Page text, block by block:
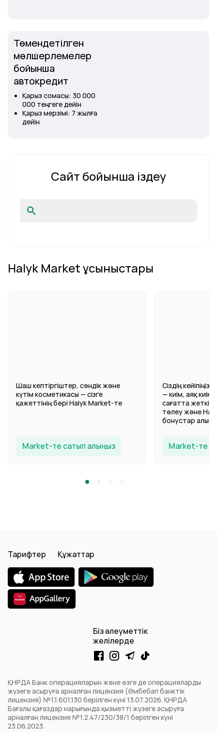
Төмендетілген
мөлшерлемелер
бойынша
автокредит
Қарыз сомасы: 30 000
000 теңгеге дейін
Қарыз мерзімі: 7 жылға
дейін
Сайт бойынша іздеу
Halyk Market ұсыныстары
Шаш кептіргіштер, сәндік және
күтім косметикасы — сізге
қажеттінің бәрі Halyk Market-те
Market-те сатып алыңыз
Сіздің
— киім, аяқ
сағатта
төлеу және
бонустар
Market-те
ҚНРДА Банк операцияларын және өзге де операцияларды
жүзеге асыруға арналған лицензия (Әмбебап банктік
лицензия) №1.1.601.130 берілген күні 13.07.2026. ҚНРДА
Бағалы қағаздар нарығында қызметті жүзеге асыруға
арналған лицензия №1.2.47/230/38/1 берілген күні
23.06.2023.
Тарифтер Құжаттар
Біз әлеуметтік
желілерде